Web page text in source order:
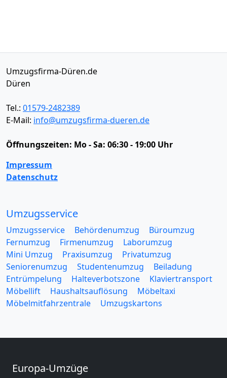
Umzugsfirma-Düren.de
Düren
Tel.: 01579-2482389
E-Mail: info@umzugsfirma-dueren.de
Öffnungszeiten: Mo - Sa: 06:30 - 19:00 Uhr
Impressum
Datenschutz
Umzugsservice
Umzugsservice Behördenumzug
Büroumzug
Fernumzug
Firmenumzug
Laborumzug
Mini Umzug
Praxisumzug
Privatumzug
Seniorenumzug
Studentenumzug
Beiladung
Entrümpelung
Halteverbotszone
Klaviertransport
Möbellift
Haushaltsauflösung
Möbeltaxi
Möbelmitfahrzentrale
Umzugskartons
Europa-Umzüge